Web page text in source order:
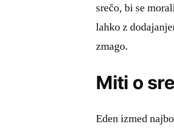
srečo, bi se
lahko z
zmago.
Miti o
Eden izmed